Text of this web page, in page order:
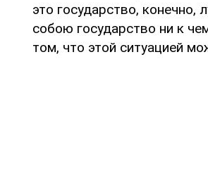
это государство,
собою государство ни к
том, что этой ситуацией